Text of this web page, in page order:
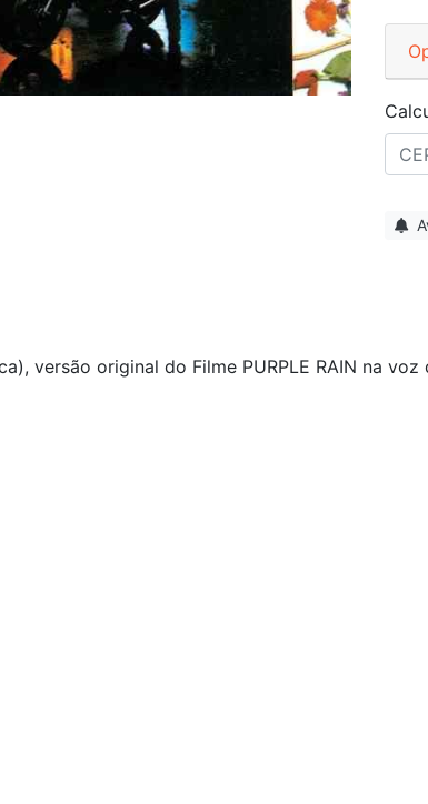
versão original do Filme PURPLE RAIN na voz